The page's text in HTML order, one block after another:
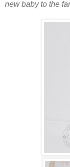
new baby to the